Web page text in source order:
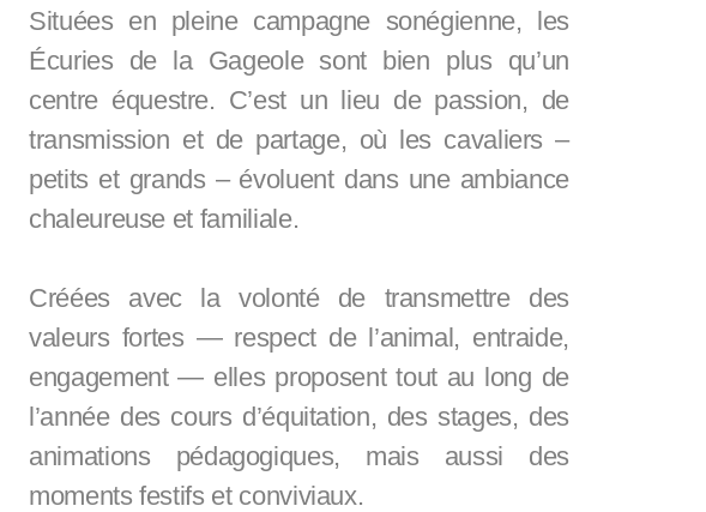
Situées en pleine campagne sonégienne, les
Écuries de la Gageole sont bien plus qu’un
centre équestre. C’est un lieu de passion, de
transmission et de partage, où les cavaliers –
petits et grands – évoluent dans une ambiance
chaleureuse et familiale.
Créées avec la volonté de transmettre des
valeurs fortes — respect de l’animal, entraide,
engagement — elles proposent tout au long de
l’année des cours d’équitation, des stages, des
animations pédagogiques, mais aussi des
moments festifs et conviviaux.